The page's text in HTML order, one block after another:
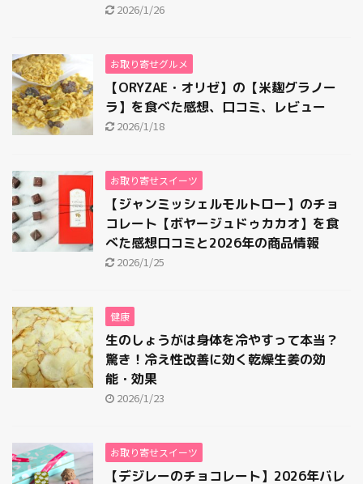
2026/1/26
お取り寄せグルメ
【ORYZAE・オリゼ】の【米麹グラノー
ラ】を食べた感想、口コミ、レビュー
2026/1/18
お取り寄せスイーツ
【ジャンミッシェルモルトロー】のチョ
コレート【ボヤージュドゥカカオ】を食
べた感想口コミと2026年の商品情報
2026/1/25
健康
生のしょうがは身体を冷やすって本当？
驚き！冷え性改善に効く乾燥生姜の効
能・効果
2026/1/23
お取り寄せスイーツ
【デジレーのチョコレート】2026年バレ